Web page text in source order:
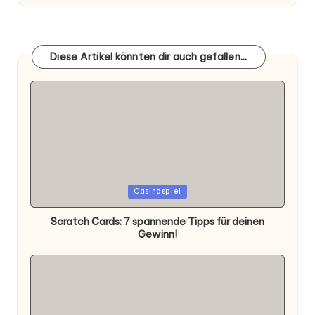
Diese Artikel könnten dir auch gefallen...
in
Casinospiel
Scratch Cards: 7 spannende Tipps für deinen
Gewinn!